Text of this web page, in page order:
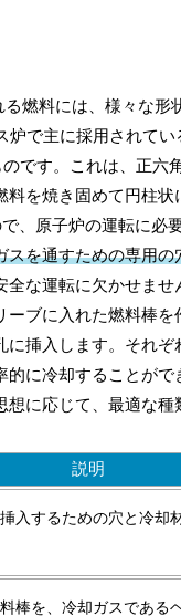
燃料には、様々な
で主に採用されて
です。これは、正六
を焼き固めて円柱
、原子炉の運転に
スを通すための専用の
な運転に欠かせま
ブに入れた燃料棒
挿入します。それぞ
に冷却することが
に応じて、最適な
説明
入するための穴と冷却
棒を、冷却ガスである